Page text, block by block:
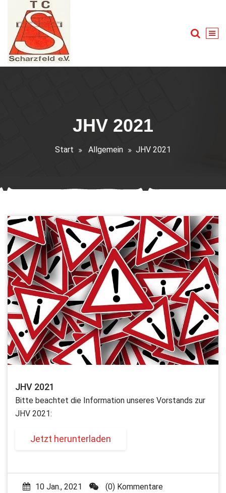
springen
JHV 2021
Start Allgemein JHV 2021
JHV 2021
Bitte beachtet die Information unseres Vorstands zur
JHV 2021:
Jetzt herunterladen
10 Jan., 2021
(0) Kommentare